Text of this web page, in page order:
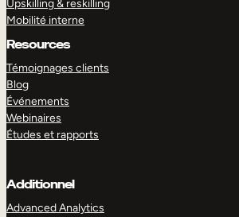
Upskilling & reskilling
Mobilité interne
Resources
Témoignages clients
Blog
Événements
Webinaires
Études et rapports
Additionnel
Advanced Analytics